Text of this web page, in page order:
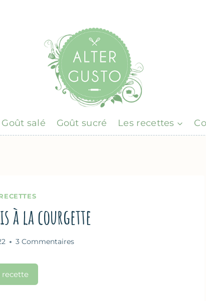
Goût salé Goût sucré Les recettes
à la courgette
3 Commentaires
recette